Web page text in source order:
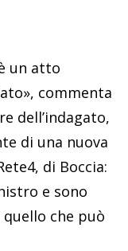
un atto
commenta
dell’indagato,
di una nuova
di Boccia:
e sono
che può